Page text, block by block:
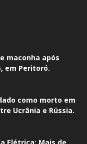
maconha após
em Peritoró.
como morto em
Ucrânia e Rússia.
Elétrica: Mais de